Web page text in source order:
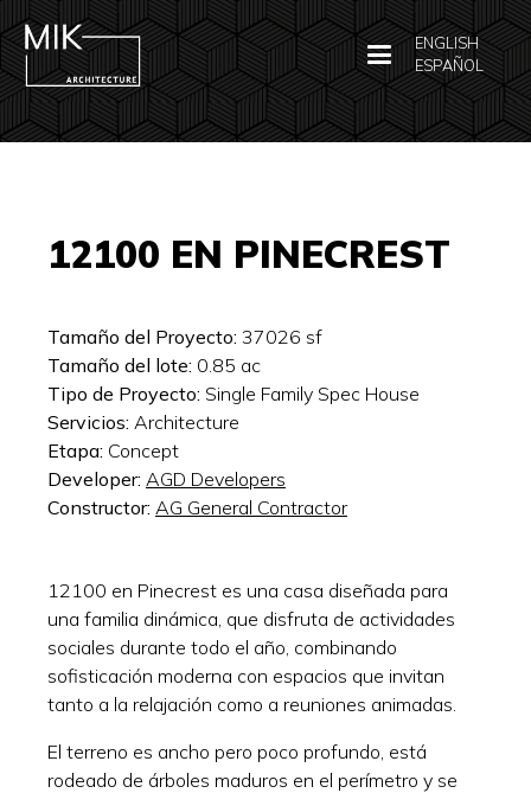
ENGLISH
ESPAÑOL
12100 EN PINECREST
Tamaño del Proyecto: 37026 sf
Tamaño del lote: 0.85 ac
Tipo de Proyecto: Single Family Spec House
Servicios: Architecture
Etapa: Concept
Developer: AGD Developers
Constructor: AG General Contractor
12100 en Pinecrest es una casa diseñada para
una familia dinámica, que disfruta de actividades
sociales durante todo el año, combinando
sofisticación moderna con espacios que invitan
tanto a la relajación como a reuniones animadas.
El terreno es ancho pero poco profundo, está
rodeado de árboles maduros en el perímetro y se